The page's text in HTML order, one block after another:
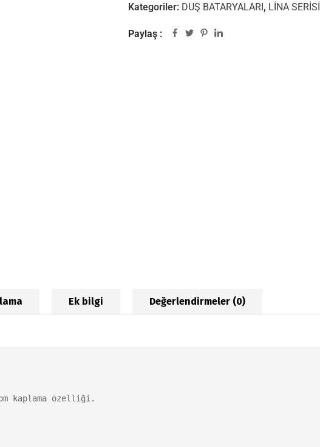
Kategoriler: DUŞ BATARYALARI, LİNA SERİSİ
Paylaş :
Ek bilgi Değerlendirmeler (0)
kaplama özelliği.